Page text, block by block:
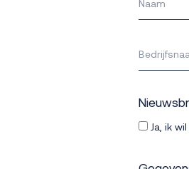
Ja, ik